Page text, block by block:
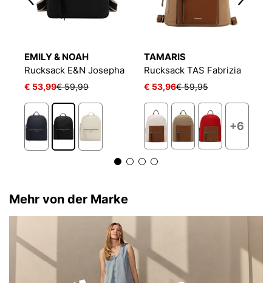
EMILY & NOAH
Rucksack E&N Josepha
€ 53,99€ 59,99
TAMARIS
Rucksack TAS Fabrizia
€ 53,96€ 59,95
+6
Mehr von der Marke